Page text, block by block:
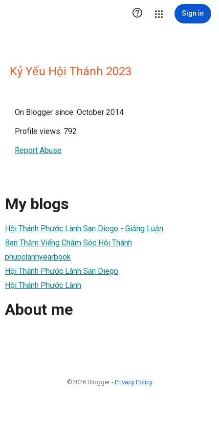
 Sign in
Kỷ Yếu Hội Thánh 2023
On Blogger since: October 2014
Profile views: 792
Report Abuse
My blogs
Hội Thánh Phước Lành San Diego - Giảng Luận
Ban Thăm Viếng Chăm Sóc Hội Thánh
phuoclanhyearbook
Hội Thánh Phước Lành San Diego
Hội Thánh Phước Lành
About me
©2026 Blogger - Privacy Policy